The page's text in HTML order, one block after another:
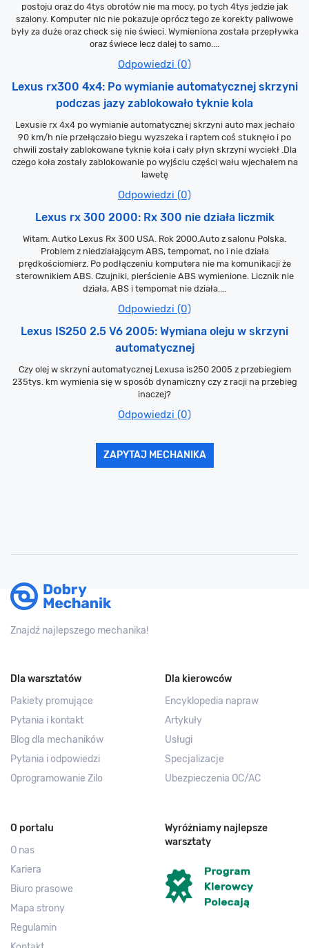
postoju oraz do 4tys obrotów nie ma mocy, po tych 4tys jedzie jak
szalony. Komputer nic nie pokazuje oprócz tego ze korekty paliwowe
były za duże oraz check się nie świeci. Wymieniona została przepływka
oraz świece lecz dalej to samo....
Odpowiedzi (0)
Lexus rx300 4x4: Po wymianie automatycznej skrzyni
podczas jazy zablokowało tyknie kola
Lexusie rx 4x4 po wymianie automatycznej skrzyni auto max jechało
90 km/h nie przełączało biegu wyzszeka i raptem coś stuknęło i po
chwili zostały zablokowane tyknie koła i cały płyn skrzyni wyciekł .Dla
czego koła zostały zablokowanie po wyjściu części wału wjechałem na
lawetę
Odpowiedzi (0)
Lexus rx 300 2000: Rx 300 nie działa liczmik
Witam. Autko Lexus Rx 300 USA. Rok 2000.Auto z salonu Polska.
Problem z niedziałającym ABS, tempomat, no i nie działa
prędkościomierz. Po podłączeniu komputera nie ma komunikacji że
sterownikiem ABS. Czujniki, pierścienie ABS wymienione. Licznik nie
działa, ABS i tempomat nie działa....
Odpowiedzi (0)
Lexus IS250 2.5 V6 2005: Wymiana oleju w skrzyni
automatycznej
Czy olej w skrzyni automatycznej Lexusa is250 2005 z przebiegiem
235tys. km wymienia się w sposób dynamiczny czy z racji na przebieg
inaczej?
Odpowiedzi (0)
ZAPYTAJ MECHANIKA
Znajdź najlepszego mechanika!
Dla warsztatów
Pakiety promujące
Pytania i kontakt
Blog dla mechaników
Pytania i odpowiedzi
Oprogramowanie Zilo
Dla kierowców
Encyklopedia napraw
Artykuły
Usługi
Specjalizacje
Ubezpieczenia OC/AC
O portalu
O nas
Kariera
Biuro prasowe
Mapa strony
Regulamin
Wyróżniamy najlepsze
warsztaty